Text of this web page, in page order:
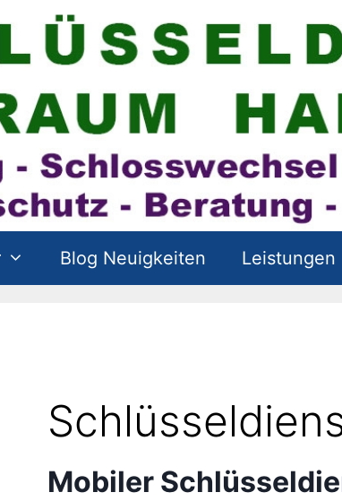
Blog Neuigkeiten Leistungen
Mobiler